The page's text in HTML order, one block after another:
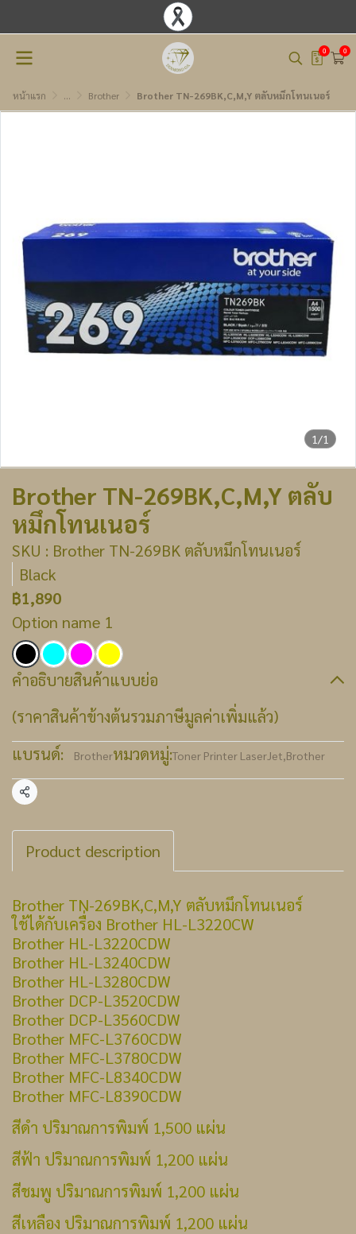
0 0
หน้าแรก ... Brother Brother TN-269BK,C,M,Y ตลับหมึกโทนเนอร์
1/1
Brother TN-269BK,C,M,Y ตลับ
หมึกโทนเนอร์
SKU : Brother TN-269BK ตลับหมึกโทนเนอร์
Black
฿1,890
Option name 1
คำอธิบายสินค้าแบบย่อ
(ราคาสินค้าข้างต้นรวมภาษีมูลค่าเพิ่มแล้ว)
แบรนด์:
Brotherหมวดหมู่:Toner Printer LaserJet,Brother
แชร์
Product description
Brother TN-269BK,C,M,Y ตลับหมึกโทนเนอร์
ใช้ได้กับเครื่อง Brother HL-L3220CW
Brother HL-L3220CDW
Brother HL-L3240CDW
Brother HL-L3280CDW
Brother DCP-L3520CDW
Brother DCP-L3560CDW
Brother MFC-L3760CDW
Brother MFC-L3780CDW
Brother MFC-L8340CDW
Brother MFC-L8390CDW
สีดำ ปริมาณการพิมพ์ 1,500 แผ่น
สีฟ้า ปริมาณการพิมพ์ 1,200 แผ่น
สีชมพู ปริมาณการพิมพ์ 1,200 แผ่น
สีเหลือง ปริมาณการพิมพ์ 1,200 แผ่น